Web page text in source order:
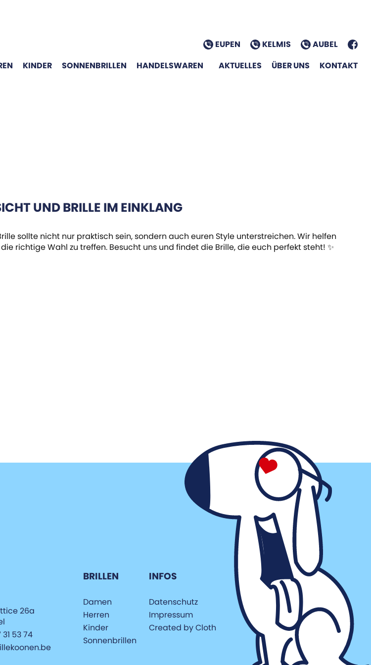
KINDER SONNENBRILLEN HANDELSWAREN
EUPEN KELMIS
AUBEL
AKTUELLES
ÜBER UNS KONTAKT
UND BRILLE IM EINKLANG
sollte nicht nur praktisch sein, sondern auch euren Style unterstreichen. Wir helfen
richtige Wahl zu treffen. Besucht uns und findet die Brille, die euch perfekt steht! ✨
26a
53 74
BRILLEN
Damen
Herren
Kinder
Sonnenbrillen
INFOS
Datenschutz
Impressum
Created by Cloth